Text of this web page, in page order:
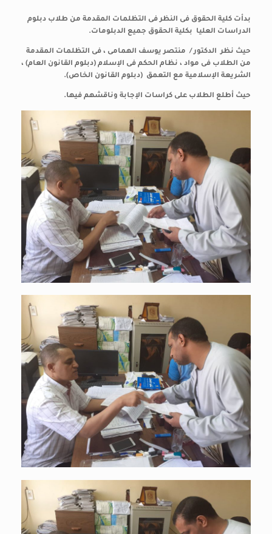
بدأت كلية الحقوق فى النظر فى التظلمات المقدمة من طلاب دبلوم
الدراسات العليا بكلية الحقوق جميع الدبلومات.
حيث نظر الدكتور / منتصر يوسف الهمامى ، فى التظلمات المقدمة
من الطلاب فى مواد ، نظام الحكم فى الإسلام (دبلوم القانون العام) ،
الشريعة الإسلامية مع التعمق (دبلوم القانون الخاص).
حيث أطلع الطلاب على كراسات الإجابة وناقشهم فيها.